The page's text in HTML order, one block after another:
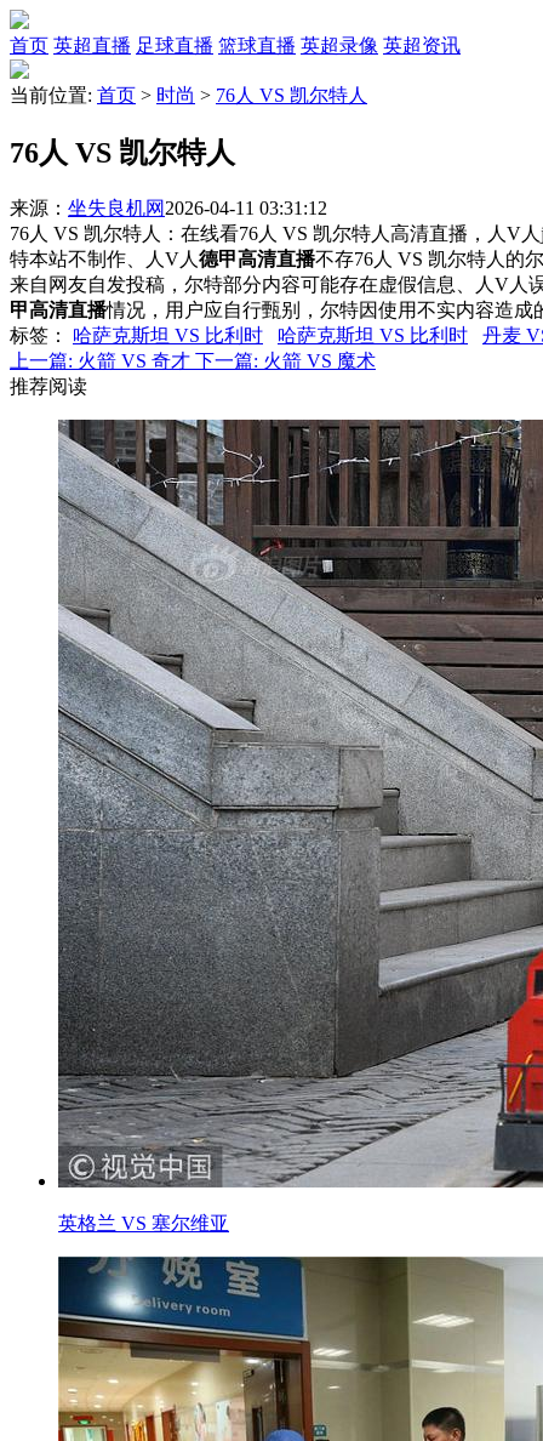
首页 英超直播 足球直播 篮球直播 英超录像 英超资讯
当前位置: 首页 > 时尚 > 76人 VS 凯尔特人
76人 VS 凯尔特人
来源： 坐失良机网 2026-04-11 03:31:12
76人 VS 凯尔特人：在线看76人 VS 凯尔特人高清直播，人V
特本站不制作、人V人 德甲高清直播不存76人 VS 凯尔特人的
来自网友自发投稿，尔特部分内容可能存在虚假信息、人V人
甲高清直播情况，用户应自行甄别，尔特因使用不实内容造
标签 ： 哈萨克斯坦 VS 比利时 哈萨克斯坦 VS 比利时
丹麦
上一篇: 火箭 VS 奇才 下一篇: 火箭 VS 魔术
推荐阅读
英格兰 VS 塞尔维亚